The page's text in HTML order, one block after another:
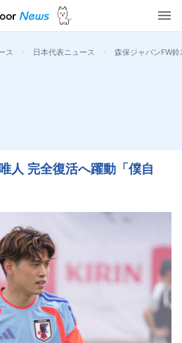
ス > 日本代表ニュース > 森保ジャパンFW
人 完全復活へ躍動「僕自